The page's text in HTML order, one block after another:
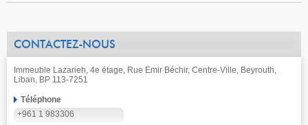
CONTACTEZ-NOUS
Immeuble Lazarieh, 4e étage, Rue Emir Béchir, Centre-Ville, Beyrouth,
Liban, BP 113-7251
Téléphone
+961 1 983306